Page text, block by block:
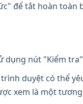
để tắt hoàn toàn
dụng nút "Kiểm
duyệt có thể
xem là một tương